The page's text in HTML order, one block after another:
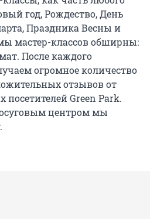
год, Рождество, День
Праздника Весны и
мастер-классов обширны:
После каждого
огромное количество
отзывов от
Green Park.
центром мы